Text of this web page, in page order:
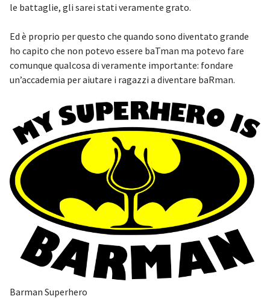
le battaglie, gli sarei stati veramente grato.
Ed è proprio per questo che quando sono diventato grande
ho capito che non potevo essere baTman ma potevo fare
comunque qualcosa di veramente importante: fondare
un’accademia per aiutare i ragazzi a diventare baRman.
Barman Superhero